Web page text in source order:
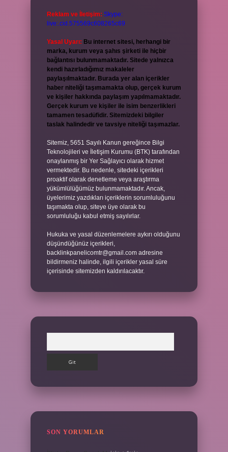
Reklam ve İletişim: Skype:
live:.cid.575569c608265c69
Yasal Uyarı: Bu internet sitesi, herhangi bir
marka, kurum veya şahıs şirketi ile hiçbir
bağlantısı bulunmamaktadır. Sitede yalnızca
kendi hazırladığımız makaleler
paylaşılmaktadır. Burada yer alan içerikler
haber niteliği taşımamakta olup, gerçek kurum
ve kişiler hakkında paylaşım yapılmamaktadır.
Gerçek kurum ve kişiler ile isim benzerlikleri
tamamen tesadüfidir. Sitemizdeki bilgiler
taslak halindedir ve tavsiye niteliği taşımazlar.
Sitemiz, 5651 Sayılı Kanun gereğince Bilgi
Teknolojileri ve İletişim Kurumu (BTK) tarafından
onaylanmış bir Yer Sağlayıcı olarak hizmet
vermektedir. Bu nedenle, sitedeki içerikleri
proaktif olarak denetleme veya araştırma
yükümlülüğümüz bulunmamaktadır. Ancak,
üyelerimiz yazdıkları içeriklerin sorumluluğunu
taşımakta olup, siteye üye olarak bu
sorumluluğu kabul etmiş sayılırlar.
Hukuka ve yasal düzenlemelere aykırı olduğunu
düşündüğünüz içerikleri,
backlinkpanelicomtr@gmail.com adresine
bildirmeniz halinde, ilgili içerikler yasal süre
içerisinde sitemizden kaldırılacaktır.
SON YORUMLAR